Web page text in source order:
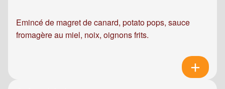
Emincé de magret de canard, potato pops, sauce
fromagère au miel, noix, oignons frits.